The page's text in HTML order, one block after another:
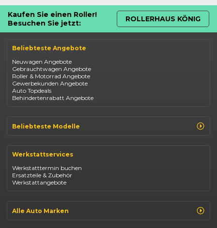
Kaufen Sie einen Roller!
Besuchen Sie jetzt:
ROLLERHAUS KÖNIG
Beliebteste Angebote
Neuwagen Angebote
Gebrauchtwagen Angebote
Roller & Motorrad Angebote
Gewerbekunden Angebote
Auto Topdeals
Behindertenrabatt Angebote
Beliebteste Modelle
Opel Corsa
Fiat 500
Dacia Duster
Dacia Sandero
Jeep Compass
Suzuki Vitara
Suzuki Swift
Werkstattservices
Werkstatttermin buchen
Ersatzteile & Zubehör
Werkstattangebote
Alle Auto Marken